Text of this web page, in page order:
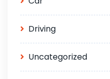
Driving
Uncategorized